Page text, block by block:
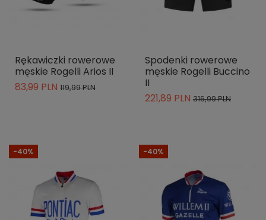
Rękawiczki rowerowe
męskie Rogelli Arios II
83,99 PLN 119,99 PLN
Spodenki rowerowe
męskie Rogelli Buccino
II
221,89 PLN 316,99 PLN
-40% -40%